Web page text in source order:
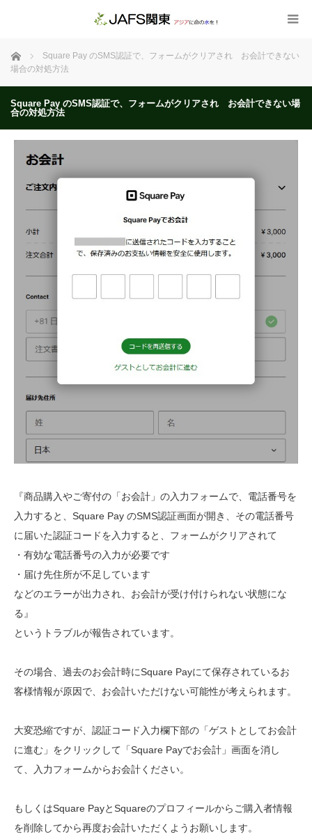
ホーム
Square Pay のSMS認証で、フォームがクリアされ お会計できない
場合の対処方法
Square Pay のSMS認証で、フォームがクリアされ お会計できない場
合の対処方法
『商品購入やご寄付の「お会計」の入力フォームで、電話番号を
入力すると、Square Pay のSMS認証画面が開き、その電話番号
に届いた認証コードを入力すると、フォームがクリアされて
・有効な電話番号の入力が必要です
・届け先住所が不足しています
などのエラーが出力され、お会計が受け付けられない状態にな
る』
というトラブルが報告されています。
その場合、過去のお会計時にSquare Payにて保存されているお
客様情報が原因で、お会計いただけない可能性が考えられます。
大変恐縮ですが、認証コード入力欄下部の「ゲストとしてお会計
に進む」をクリックして「Square Payでお会計」画面を消し
て、入力フォームからお会計ください。
もしくはSquare PayとSquareのプロフィールからご購入者情報
を削除してから再度お会計いただくようお願いします。